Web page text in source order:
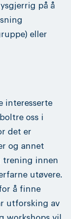
på å
eller
interesserte
oss i
det er
og annet
trening innen
utøvere.
å finne
utforsking av